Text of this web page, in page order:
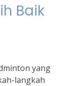
Baik
yang
langkah